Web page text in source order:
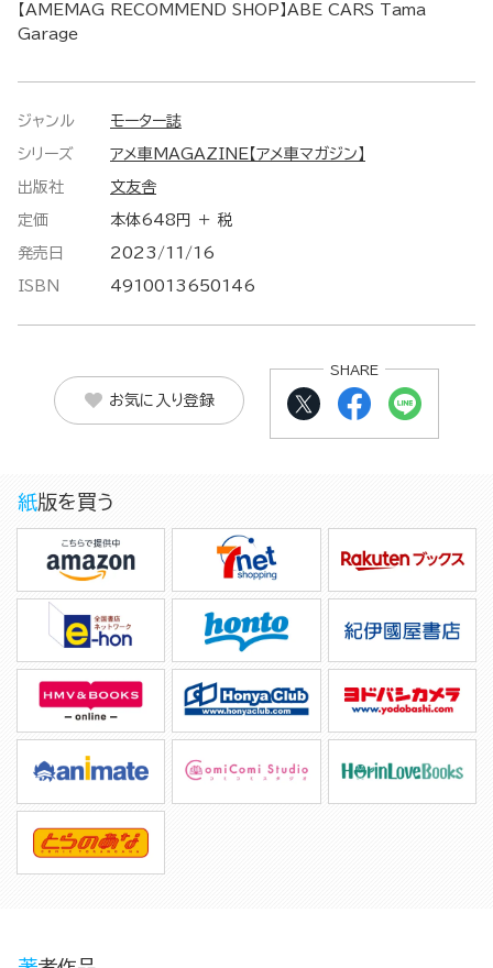
【AMEMAG RECOMMEND SHOP】ABE CARS Tama
Garage
ジャンル モーター誌
シリーズ アメ車MAGAZINE【アメ車マガジン】
出版社 文友舎
定価 本体648円 ＋ 税
発売日 2023/11/16
ISBN 4910013650146
お気に入り登録
SHARE
紙版を買う